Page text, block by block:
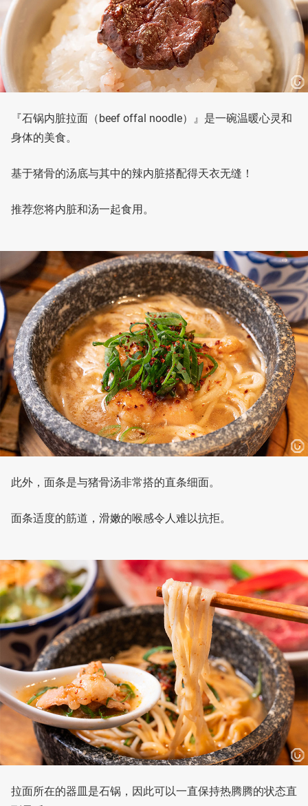
『石锅内脏拉面（beef offal noodle）』是一碗温暖心灵和
身体的美食。
基于猪骨的汤底与其中的辣内脏搭配得天衣无缝！
推荐您将内脏和汤一起食用。
此外，面条是与猪骨汤非常搭的直条细面。
面条适度的筋道，滑嫩的喉感令人难以抗拒。
拉面所在的器皿是石锅，因此可以一直保持热腾腾的状态直